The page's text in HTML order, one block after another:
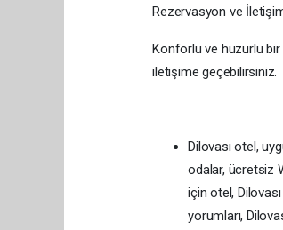
Rezervasyon ve
Konforlu ve huzurlu
iletişime geçebilirsiniz.
Dilovası otel,
odalar, ücretsiz
için otel,
yorumları,